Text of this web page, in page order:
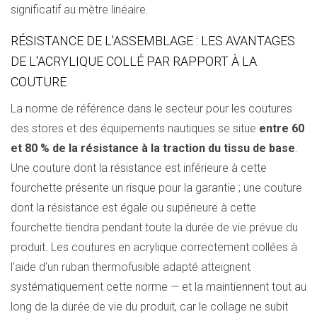
significatif au mètre linéaire.
RÉSISTANCE DE L'ASSEMBLAGE : LES AVANTAGES
DE L'ACRYLIQUE COLLÉ PAR RAPPORT À LA
COUTURE
La norme de référence dans le secteur pour les coutures
des stores et des équipements nautiques se situe entre 60
et 80 % de la résistance à la traction du tissu de base.
Une couture dont la résistance est inférieure à cette
fourchette présente un risque pour la garantie ; une couture
dont la résistance est égale ou supérieure à cette
fourchette tiendra pendant toute la durée de vie prévue du
produit. Les coutures en acrylique correctement collées à
l'aide d'un ruban thermofusible adapté atteignent
systématiquement cette norme — et la maintiennent tout au
long de la durée de vie du produit, car le collage ne subit